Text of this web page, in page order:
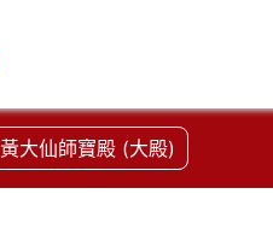
黃大仙師寶殿 (大殿)